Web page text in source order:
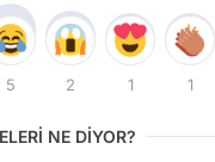
5 2 1 1
NE DİYOR?